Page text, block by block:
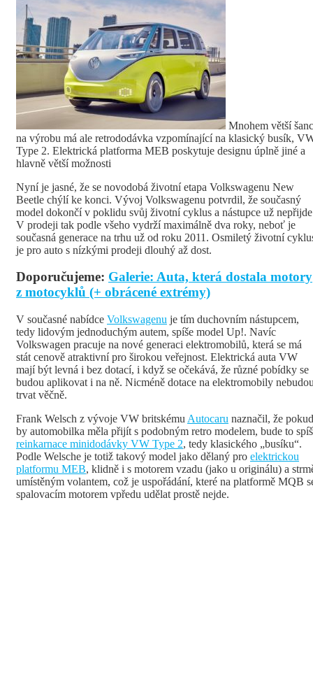
Mnohem větší
na výrobu má ale retrododávka vzpomínající na klasický busík,
Type 2. Elektrická platforma MEB poskytuje designu úplně jiné a
hlavně větší možnosti
Nyní je jasné, že se novodobá životní etapa Volkswagenu New
Beetle chýlí ke konci. Vývoj Volkswagenu potvrdil, že současný
model dokončí v poklidu svůj životní cyklus a nástupce už
V prodeji tak podle všeho vydrží maximálně dva roky, neboť je
současná generace na trhu už od roku 2011. Osmiletý životní
je pro auto s nízkými prodeji dlouhý až dost.
Doporučujeme: Galerie: Auta, která dostala motory
z motocyklů (+ obrácené extrémy)
V současné nabídce Volkswagenu je tím duchovním nástupcem,
tedy lidovým jednoduchým autem, spíše model Up!. Navíc
Volkswagen pracuje na nové generaci elektromobilů, která se má
stát cenově atraktivní pro širokou veřejnost. Elektrická auta VW
mají být levná i bez dotací, i když se očekává, že různé pobídky se
budou aplikovat i na ně. Nicméně dotace na elektromobily
trvat věčně.
Frank Welsch z vývoje VW britskému Autocaru naznačil, že pokud
by automobilka měla přijít s podobným retro modelem, bude to
reinkarnace minidodávky VW Type 2, tedy klasického „busíku“.
Podle Welsche je totiž takový model jako dělaný pro elektrickou
platformu MEB, klidně i s motorem vzadu (jako u originálu) a
umístěným volantem, což je uspořádání, které na platformě MQB
spalovacím motorem vpředu udělat prostě nejde.